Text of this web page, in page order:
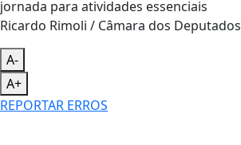
Ricardo Rimoli / Câmara dos Deputados
A-
A+
REPORTAR ERROS